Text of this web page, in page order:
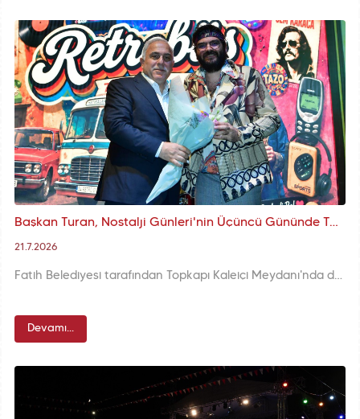
Başkan Turan, Nostalji Günleri'nin Üçüncü Gününde Topkapı Kaleiçi Meydanı'nda Vatandaşlarımızla Şehir Hatıralarını Paylaştı
21.7.2026
Fatih Belediyesi tarafından Topkapı Kaleiçi Meydanı'nda düzenlenen Nostalji Günleri, üçüncü gününde de yoğun ilgi ve katılımla devam etti. Etkinlik alanını ziyaret eden Fatih Belediye Başkanı M. Ergün Turan, vatandaşlarla bir araya gelerek geçmişin hatıralarını bugünün meydanında yaşatan festivale herkesi davet etti.
Devamı...